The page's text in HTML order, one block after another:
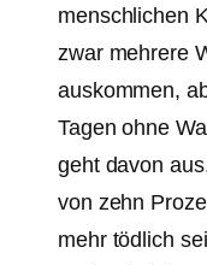
menschlichen
zwar mehrere
auskommen,
Tagen ohne
geht davon
von zehn
mehr tödlich